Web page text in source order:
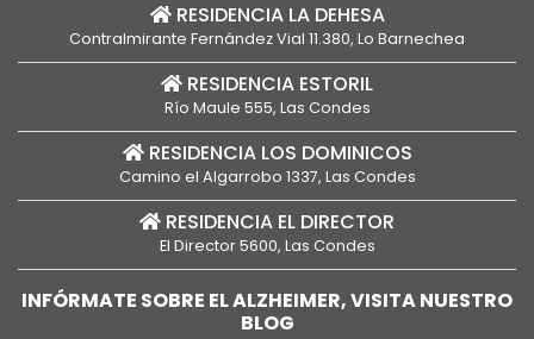
RESIDENCIA LA DEHESA
Contralmirante Fernández Vial 11.380, Lo Barnechea
RESIDENCIA ESTORIL
Río Maule 555, Las Condes
RESIDENCIA LOS DOMINICOS
Camino el Algarrobo 1337, Las Condes
RESIDENCIA EL DIRECTOR
El Director 5600, Las Condes
INFÓRMATE SOBRE EL ALZHEIMER, VISITA NUESTRO
BLOG